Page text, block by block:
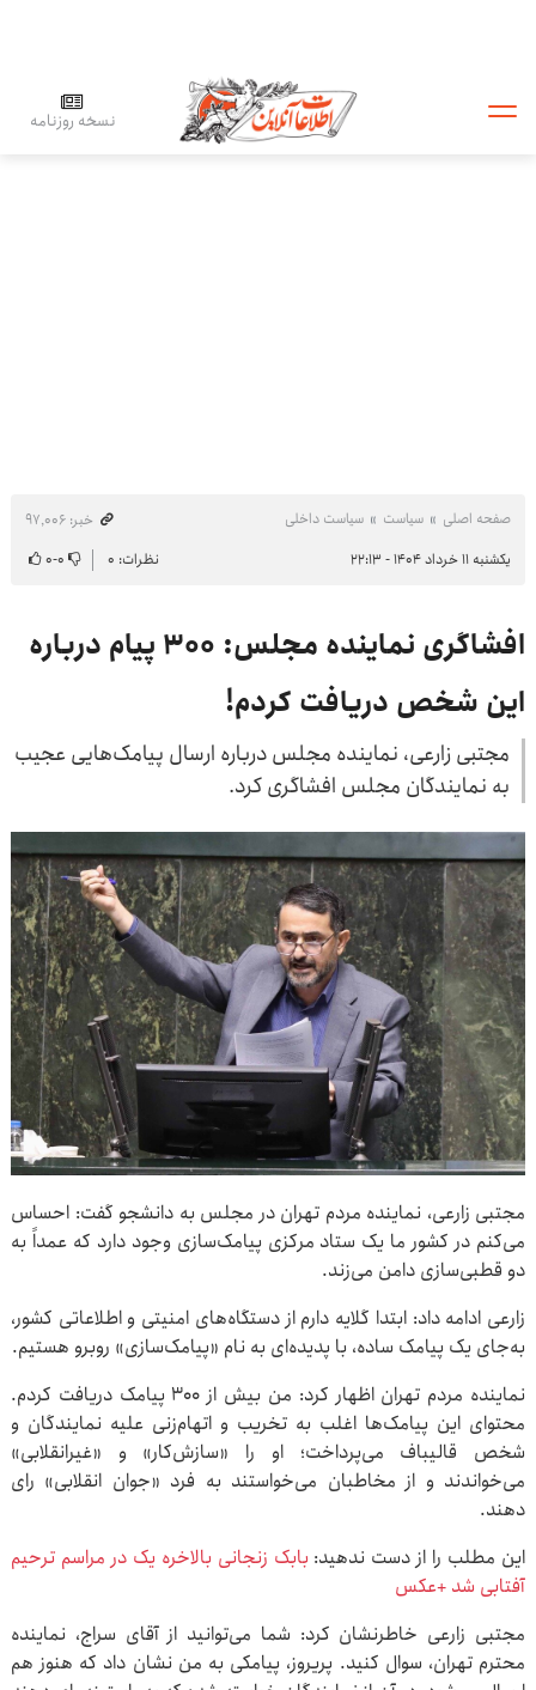
نسخه روزنامه
صفحه اصلی سیاست سیاست داخلی
خبر: ۹۷٬۰۰۶
یکشنبه ۱۱ خرداد ۱۴۰۴ - ۲۲:۱۳
نظرات: ۰ ۰-۰
افشاگری نماینده مجلس: ۳۰۰ پیام درباره
این شخص دریافت کردم!
مجتبی زارعی، نماینده مجلس درباره ارسال پیامک‌‎هایی عجیب
به نمایندگان مجلس افشاگری کرد.
مجتبی زارعی، نماینده مردم تهران در مجلس به دانشجو گفت: احساس
می‌کنم در کشور ما یک ستاد مرکزی پیامک‌سازی وجود دارد که عمداً به
دو قطبی‌سازی دامن می‌زند.
زارعی ادامه داد: ابتدا گلایه دارم از دستگاه‌های امنیتی و اطلاعاتی کشور،
به‌جای یک پیامک ساده، با پدیده‌ای به نام «پیامک‌سازی» روبرو هستیم.
نماینده مردم تهران اظهار کرد: من بیش از ۳۰۰ پیامک دریافت کردم.
محتوای این پیامک‌ها اغلب به تخریب و اتهام‌زنی علیه نمایندگان و
شخص قالیباف می‌پرداخت؛ او را «سازش‌کار» و «غیرانقلابی»
می‌خواندند و از مخاطبان می‌خواستند به فرد «جوان انقلابی» رای
دهند.
این مطلب را از دست ندهید: بابک زنجانی بالاخره یک در مراسم ترحیم
آفتابی شد +عکس
مجتبی زارعی خاطرنشان کرد: شما می‌توانید از آقای سراج، نماینده
محترم تهران، سوال کنید. پریروز، پیامکی به من نشان داد که هنوز هم